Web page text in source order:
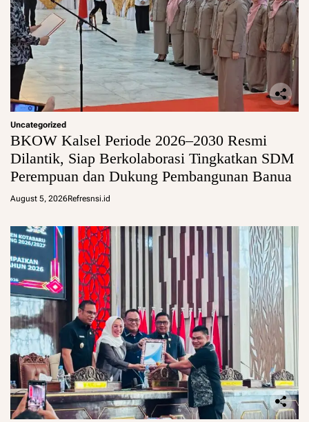
Uncategorized
BKOW Kalsel Periode 2026–2030 Resmi
Dilantik, Siap Berkolaborasi Tingkatkan SDM
Perempuan dan Dukung Pembangunan Banua
August 5, 2026Refresnsi.id